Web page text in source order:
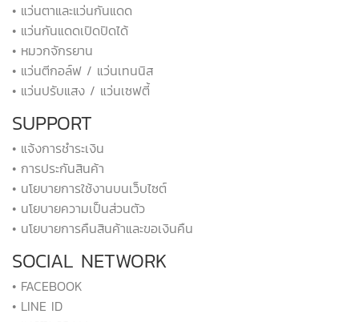
• แว่นตาและแว่นกันแดด
• แว่นกันแดดเปิดปิดได้
• หมวกจักรยาน
• แว่นตีกอล์ฟ / แว่นเทนนิส
• แว่นปรับแสง / แว่นเซฟตี้
SUPPORT
• แจ้งการชำระเงิน
• การประกันสินค้า
• นโยบายการใช้งานบนเว็บไซต์
• นโยบายความเป็นส่วนตัว
• นโยบายการคืนสินค้าและขอเงินคืน
SOCIAL NETWORK
• FACEBOOK
• LINE ID